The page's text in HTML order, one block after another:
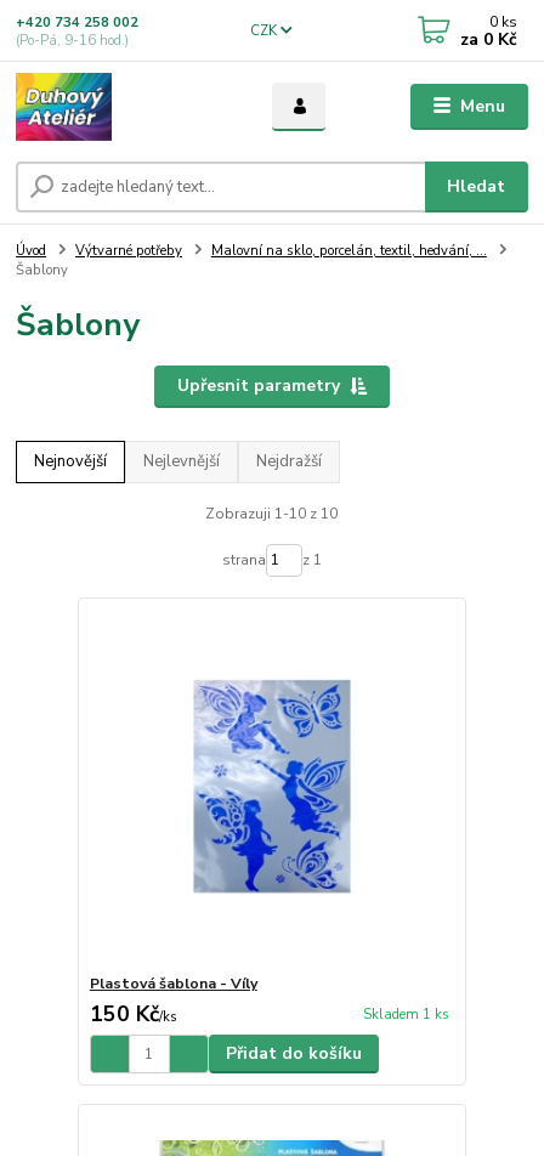
Menu
CZK
Hledat
+420 734 258 002
(Po-Pá, 9-16 hod.)
0 ks
za 0 Kč
Úvod Výtvarné potřeby
Malovní na sklo, porcelán, textil, hedvání, ...
Šablony
Šablony
Upřesnit parametry
Nejnovější Nejlevnější Nejdražší
Zobrazuji 1-10 z 10
strana z 1
Plastová šablona - Víly
150 Kč/ks Skladem 1 ks
Přidat do košíku